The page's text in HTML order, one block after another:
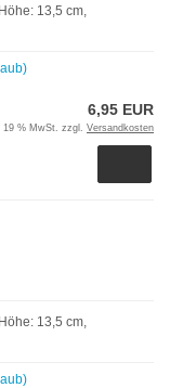
13,5 cm,
6,95 EUR
19 % MwSt. zzgl. Versandkosten
13,5 cm,